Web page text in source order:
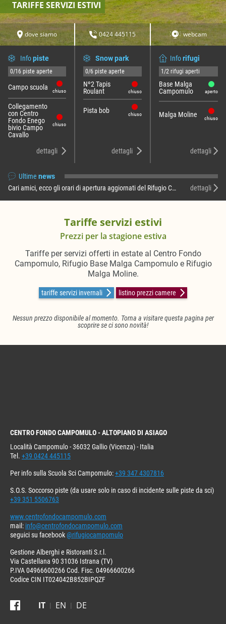
dove siamo 0424 445115 webcam
TARIFFE SERVIZI ESTIVI
Infopiste
0/16 piste aperte
Campo scuola chiuso
Collegamento
con Centro
Fondo Enego
bivio Campo
Cavallo
chiuso
dettagli
Snow park
0/6 piste aperte
Nº2 Tapis
Roulant
chiuso
Pista bob chiuso
dettagli
Inforifugi
1/2 rifugi aperti
Base Malga
Campomulo
aperto
Malga Moline chiuso
dettagli
Ultimenews
Cari amici, ecco gli orari di apertura aggiornati del Rifugio Campomulo per il mese di agosto 2026: RIFUGIO BASE MALGA CAMPOMULO Dal lunedì al venerdì …
dettagli
Tariffe servizi estivi
Prezzi per la stagione estiva
Tariffe per servizi offerti in estate al Centro Fondo
Campomulo, Rifugio Base Malga Campomulo e Rifugio
Malga Moline.
tariffe servizi invernali listino prezzi camere
Nessun prezzo disponibile al momento. Torna a visitare questa pagina per
scoprire se ci sono novità!
CENTRO FONDO CAMPOMULO - ALTOPIANO DI ASIAGO
Località Campomulo - 36032 Gallio (Vicenza) - Italia
Tel. +39 0424 445115
Per info sulla Scuola Sci Campomulo:+39 347 4307816
S.O.S. Soccorso piste (da usare solo in caso di incidente sulle piste da sci)
+39 351 5506763
www.centrofondocampomulo.com
mail: info@centrofondocampomulo.com
seguici su facebook@rifugiocampomulo
Gestione Alberghi e Ristoranti S.r.l.
Via Castellana 90 31036 Istrana (TV)
P.IVA 04966600266 Cod. Fisc. 04966600266
Codice CIN IT024042B852BIPQZF
IT EN DE